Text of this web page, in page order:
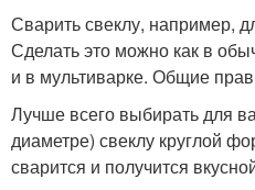
Сварить свеклу, например,
Сделать это можно как в
и в мультиварке. Общие
Лучше всего выбирать для
диаметре) свеклу круглой
сварится и получится